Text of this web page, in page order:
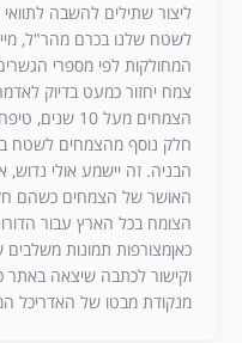
ליצור שתילים להשבה
לשטח שלנו בכרם מהר"ל,
המחולקות לפי מספרי
צמח יחזור כמעט בדיוק
הצמחים מעל
חלק נוסף מהצמחים
הבניה. זה יישמע אולי
האושר של הצמחים כשהם
הצומח בכל הארץ עבור
כאןמצורפות תמונות משלבים
וקישור לכתבה שיצאה באתר
מנקודת מבטו של האדריכל